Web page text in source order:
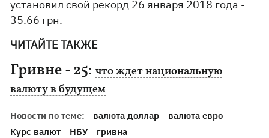
установил свой рекорд 26 января 2018 года -
35.66 грн.
ЧИТАЙТЕ ТАКЖЕ
Гривне - 25:что ждет национальную
валюту в будущем
Новости по теме: валюта доллар
валюта евро
Курс валют
НБУ гривна